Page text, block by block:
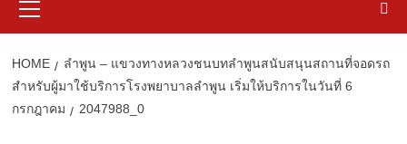
Menu
HOME
ลำพูน – แขวงทางหลวงชนบทลำพูนสนับสนุนสถานที่จอดรถ
สำหรับผู้มาใช้บริการโรงพยาบาลลำพูน เริ่มให้บริการในวันที่ 6
กรกฎาคม
2047988_0